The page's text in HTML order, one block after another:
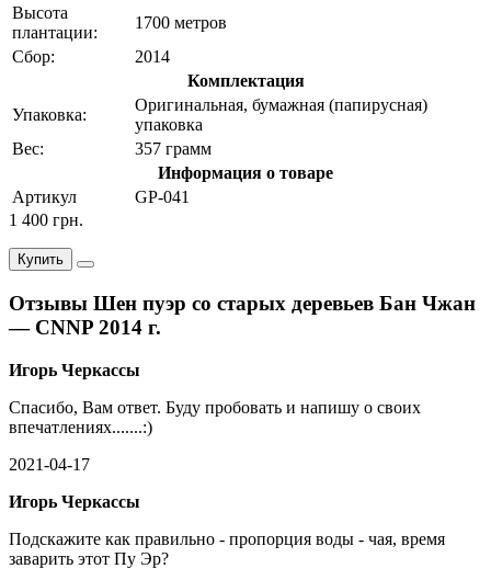
Высота
плантации:
1700 метров
Сбор:
2014
Комплектация
Упаковка:
Оригинальная, бумажная (папирусная)
упаковка
Вес:
357 грамм
Информация о товаре
Артикул
GP-041
1 400 грн.
Купить
Отзывы Шен пуэр со старых деревьев Бан Чжан
— CNNP 2014 г.
Игорь Черкассы
Спасибо, Вам ответ. Буду пробовать и напишу о своих
впечатлениях.......:)
2021-04-17
Игорь Черкассы
Подскажите как правильно - пропорция воды - чая, время
заварить этот Пу Эр?